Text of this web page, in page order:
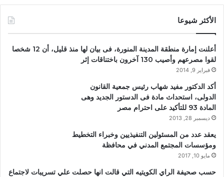
الأكثر شيوعا
أعلنت إمارة منطقة المدينة المنورة، فى بيان لها منذ قليل، أن 12 شخصا
لقوا مصرعهم وأصيب 130 آخرون باختناقات إثر
فبراير 9, 2014
أكد الدكتور مفيد شهاب رئيس جمعية القانون
الدولى، استحداث مادة فى الدستور الجديد وهى
المادة 93 للتأكيد على احترام مصر
ديسمبر 28, 2013
يعقد عدد من المسئولين التنفيذيين وخبراء التخطيط
ومؤسسات المجتمع المدني في محافظة
مايو 10, 2017
حسب صحيفة الراي الكويتيه التي قالت انها حصلت علي تسريبات لاجتماع